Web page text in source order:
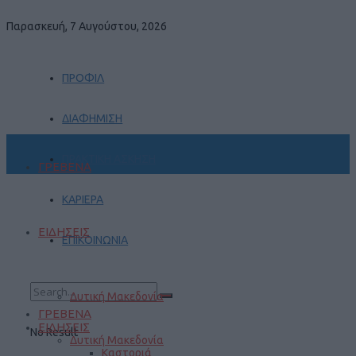
Παρασκευή, 7 Αυγούστου, 2026
ΠΡΟΦΙΛ
ΔΙΑΦΗΜΙΣΗ
ΚΑΡΙΕΡΑ
ΕΠΙΚΟΙΝΩΝΙΑ
No Result
ΓΡΕΒΕΝΑ
ΕΙΔΗΣΕΙΣ
Δυτική Μακεδονία
ΓΡΕΒΕΝΑ
ΕΙΔΗΣΕΙΣ
Δυτική Μακεδονία
Καστοριά